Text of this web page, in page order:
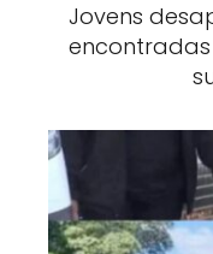
Jovens